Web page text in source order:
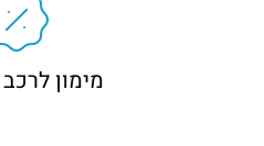
מימון